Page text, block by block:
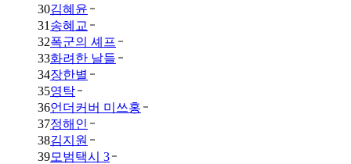
30김혜윤
31 송혜교
32폭군의 셰프
33화려한 날들
34장한별
35영탁
36언더커버 미쓰홍
37정해인
38김지원
39모범택시 3